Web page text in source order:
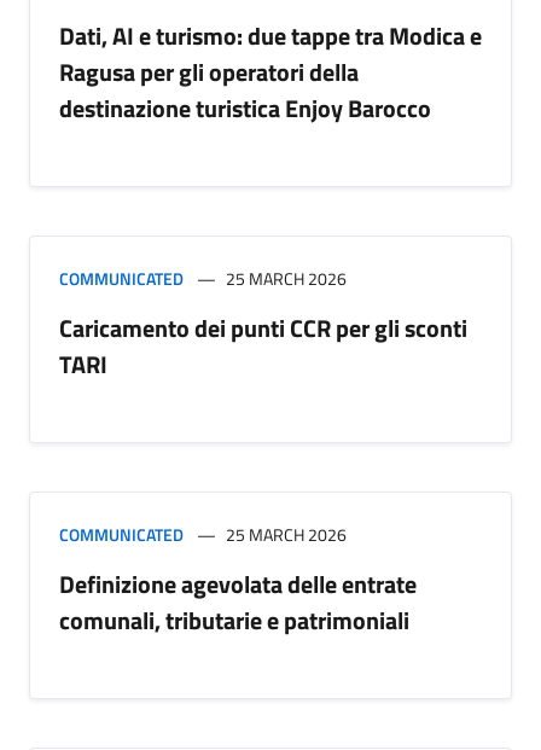
Dati, AI e turismo: due tappe tra Modica e
Ragusa per gli operatori della
destinazione turistica Enjoy Barocco
COMMUNICATED 25 MARCH 2026
Caricamento dei punti CCR per gli sconti
TARI
COMMUNICATED 25 MARCH 2026
Definizione agevolata delle entrate
comunali, tributarie e patrimoniali